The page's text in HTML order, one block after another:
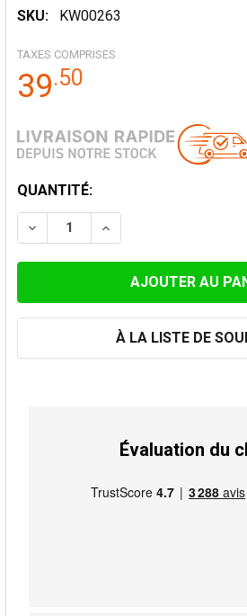
SKU: KW00263
TAXES COMPRISES
39.50
STOCK
ACTUEL:
QUANTITÉ:
DIMINUER LA QUANTITÉ DE
AUGMENTER LA
À LA LISTE DE
Évaluation du